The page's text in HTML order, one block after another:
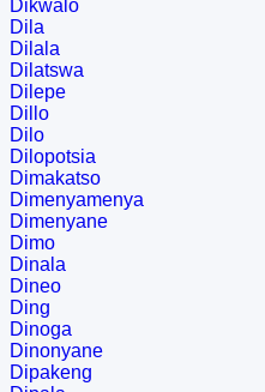
Dikwalo
Dila
Dilala
Dilatswa
Dilepe
Dillo
Dilo
Dilopotsia
Dimakatso
Dimenyamenya
Dimenyane
Dimo
Dinala
Dineo
Ding
Dinoga
Dinonyane
Dipakeng